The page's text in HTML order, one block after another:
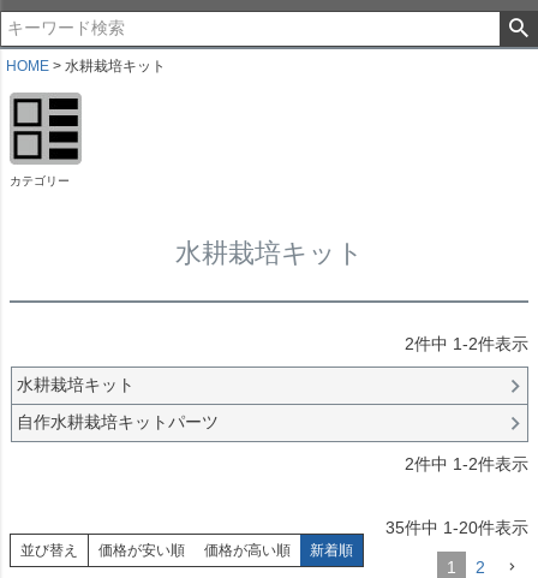
HOME 水耕栽培キット
カテゴリー
水耕栽培キット
2件中 1-2件表示
水耕栽培キット
自作水耕栽培キットパーツ
2件中 1-2件表示
並び替え 価格が安い順 価格が高い順 新着順
35件中 1-20件表示
1 2